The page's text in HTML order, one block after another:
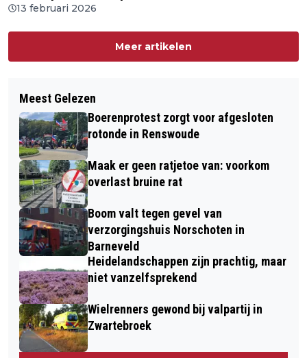
13 februari 2026
Meer artikelen
Meest Gelezen
Boerenprotest zorgt voor afgesloten
rotonde in Renswoude
Maak er geen ratjetoe van: voorkom
overlast bruine rat
Boom valt tegen gevel van
verzorgingshuis Norschoten in
Barneveld
Heidelandschappen zijn prachtig, maar
niet vanzelfsprekend
Wielrenners gewond bij valpartij in
Zwartebroek